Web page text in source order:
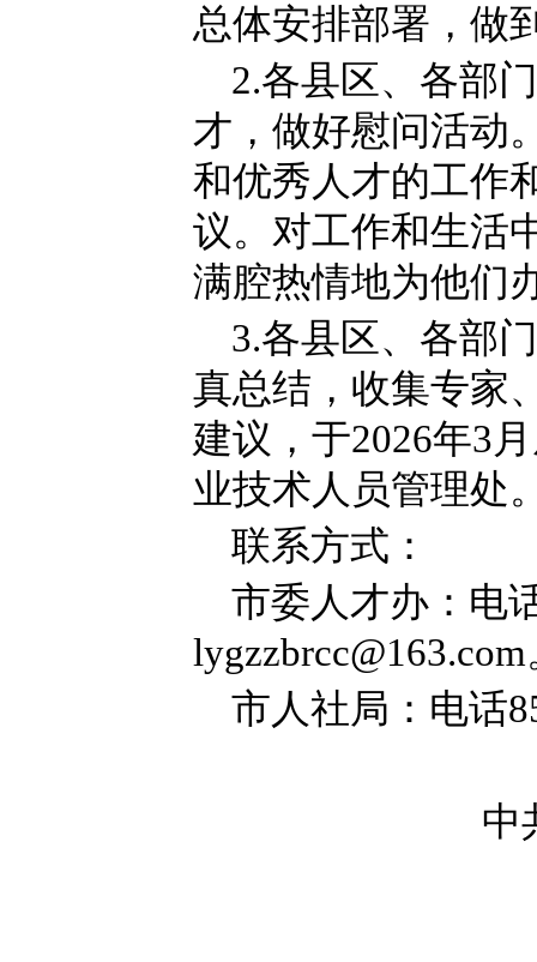
总体安排部署，做
2.各县区、各部
才，做好慰问活动
和优秀人才的工作
议。对工作和生活
满腔热情地为他们
3.各县区、各部
真总结，收集专家
建议，于2026年3
业技术人员管理处
联系方式：
市委人才办：电
lygzzbrcc@163.com
市人社局：电话
中